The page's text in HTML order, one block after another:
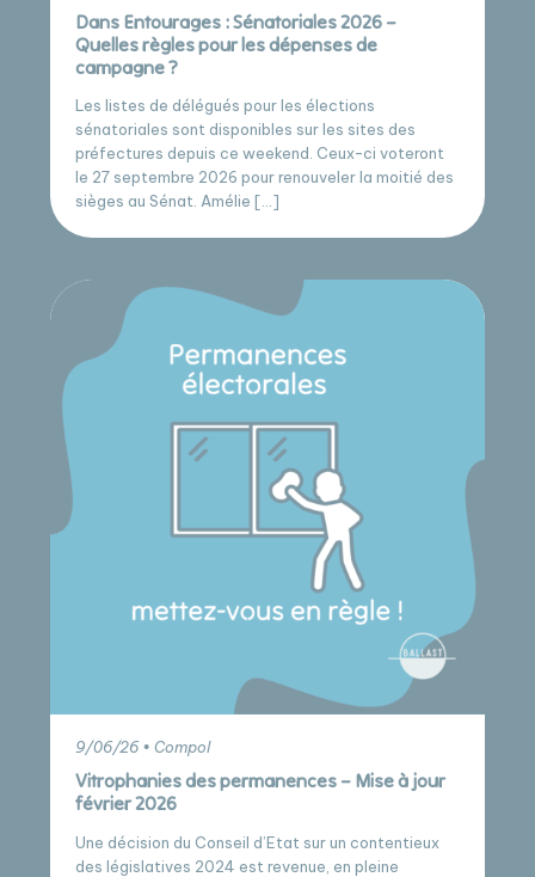
Dans Entourages : Sénatoriales 2026 –
Quelles règles pour les dépenses de
campagne ?
Les listes de délégués pour les élections
sénatoriales sont disponibles sur les sites des
préfectures depuis ce weekend. Ceux-ci voteront
le 27 septembre 2026 pour renouveler la moitié des
sièges au Sénat. Amélie […]
9/06/26 • Compol
Vitrophanies des permanences – Mise à jour
février 2026
Une décision du Conseil d’Etat sur un contentieux
des législatives 2024 est revenue, en pleine